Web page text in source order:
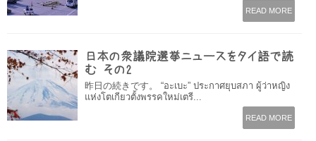
READ MORE
日本の衆議院選挙ニュースをタイ語で読
む その2
昨日の続きです。 “อะเบะ” ประกาศยุบสภา ผู้ว่าหญิง
แห่งโตเกียวตั้งพรรคใหม่เตรี...
READ MORE